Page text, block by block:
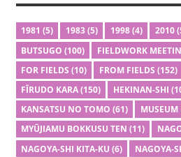
1981 (5) 1983(5) 1998(4) 2010
BUTSUGO (100) FIELDWORK
FOR FIELDS (10) FROM FIELDS (152)
FĪRUDO KARA(150) HEKINAN-SHI
KANSATSU NO TOMO (61) MUSEUM
MYŪJIAMU BOKKUSU TEN (11)
NAGOYA-SHI KITA-KU (6) NAGOYA-